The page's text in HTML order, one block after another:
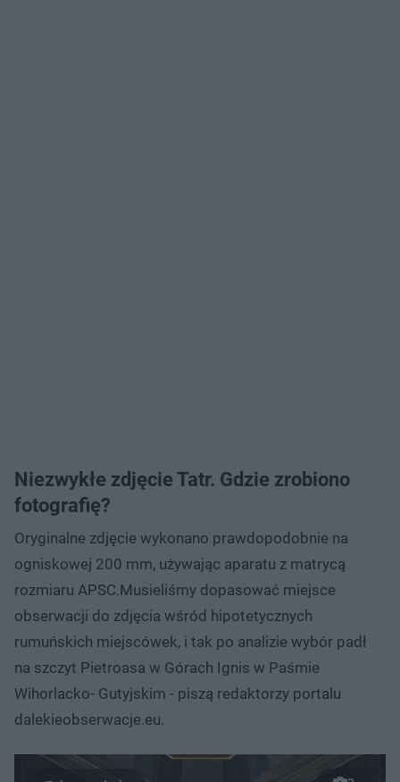
Niezwykłe zdjęcie Tatr. Gdzie zrobiono
fotografię?
Oryginalne zdjęcie wykonano prawdopodobnie na
ogniskowej 200 mm, używając aparatu z matrycą
rozmiaru APSC.Musieliśmy dopasować miejsce
obserwacji do zdjęcia wśród hipotetycznych
rumuńskich miejscówek, i tak po analizie wybór padł
na szczyt Pietroasa w Górach Ignis w Paśmie
Wihorlacko- Gutyjskim - piszą redaktorzy portalu
dalekieobserwacje.eu.